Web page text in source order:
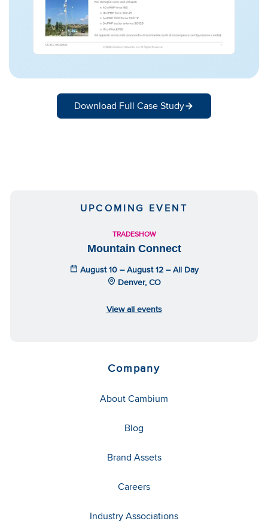
Download Full Case Study
UPCOMING EVENT
TRADESHOW
Mountain Connect
August 10 – August 12 – All Day
Denver, CO
View all events
Company
About Cambium
Blog
Brand Assets
Careers
Industry Associations